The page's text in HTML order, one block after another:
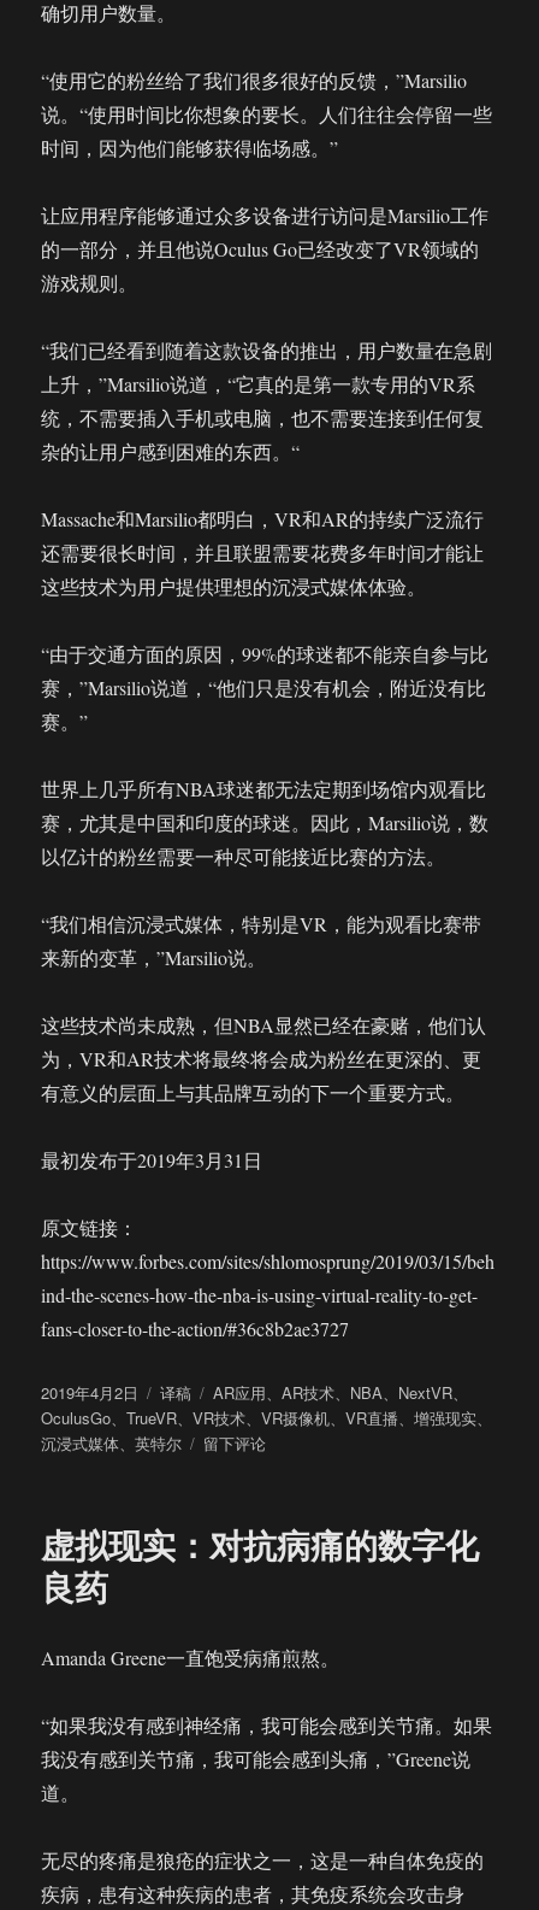
确切用户数量。
“使用它的粉丝给了我们很多很好的反馈，”Marsilio
说。“使用时间比你想象的要长。人们往往会停留一些
时间，因为他们能够获得临场感。”
让应用程序能够通过众多设备进行访问是Marsilio工作
的一部分，并且他说Oculus Go已经改变了VR领域的
游戏规则。
“我们已经看到随着这款设备的推出，用户数量在急剧
上升，”Marsilio说道，“它真的是第一款专用的VR系
统，不需要插入手机或电脑，也不需要连接到任何复
杂的让用户感到困难的东西。“
Massache和Marsilio都明白，VR和AR的持续广泛流行
还需要很长时间，并且联盟需要花费多年时间才能让
这些技术为用户提供理想的沉浸式媒体体验。
“由于交通方面的原因，99%的球迷都不能亲自参与比
赛，”Marsilio说道，“他们只是没有机会，附近没有比
赛。”
世界上几乎所有NBA球迷都无法定期到场馆内观看比
赛，尤其是中国和印度的球迷。因此，Marsilio说，数
以亿计的粉丝需要一种尽可能接近比赛的方法。
“我们相信沉浸式媒体，特别是VR，能为观看比赛带
来新的变革，”Marsilio说。
这些技术尚未成熟，但NBA显然已经在豪赌，他们认
为，VR和AR技术将最终将会成为粉丝在更深的、更
有意义的层面上与其品牌互动的下一个重要方式。
最初发布于2019年3月31日
原文链接：
https://www.forbes.com/sites/shlomosprung/2019/03/15/beh
ind-the-scenes-how-the-nba-is-using-virtual-reality-to-get-
fans-closer-to-the-action/#36c8b2ae3727
发
布
于
2019年4月2日
分
类
译稿
标
签
AR应用、AR技术、 NBA、 NextVR、
OculusGo、TrueVR、VR技术、VR摄像机、VR直播、增强现实、
沉浸式媒体、英特尔
于
索
技
术
想
数
计
的
粉
留下评论
虚拟现实：对抗病痛的数字化
良药
Amanda Greene一直饱受病痛煎熬。
“如果我没有感到神经痛，我可能会感到关节痛。如果
我没有感到关节痛，我可能会感到头痛，”Greene说
道。
无尽的疼痛是狼疮的症状之一，这是一种自体免疫的
疾病，患有这种疾病的患者，其免疫系统会攻击身